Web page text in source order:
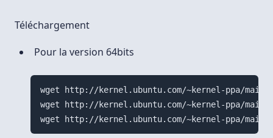
Téléchargement
Pour la version 64bits
wget http://kernel.ubuntu.com/~kernel-ppa/
wget http://kernel.ubuntu.com/~kernel-ppa/